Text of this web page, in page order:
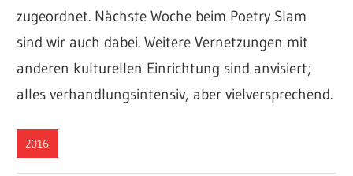
zugeordnet. Nächste Woche beim Poetry Slam
sind wir auch dabei. Weitere Vernetzungen mit
anderen kulturellen Einrichtung sind anvisiert;
alles verhandlungsintensiv, aber vielversprechend.
2016